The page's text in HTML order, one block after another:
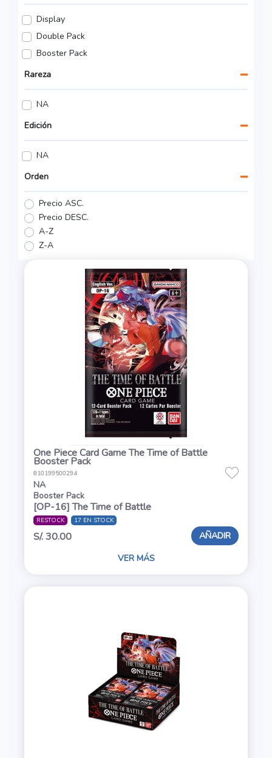
Display
Double Pack
Booster Pack
Rareza
NA
Edición
NA
Orden
Precio ASC.
Precio DESC.
A-Z
Z-A
One Piece Card Game The Time of Battle
Booster Pack
810199500294
NA
Booster Pack
[OP-16] The Time of Battle
RESTOCK 17 EN STOCK
S/. 30.00 AÑADIR
VER MÁS